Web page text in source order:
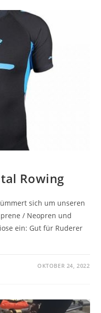
Rowing
sich um unseren
/ Neopren und
ein: Gut für Ruderer
OKTOBER 24, 2022